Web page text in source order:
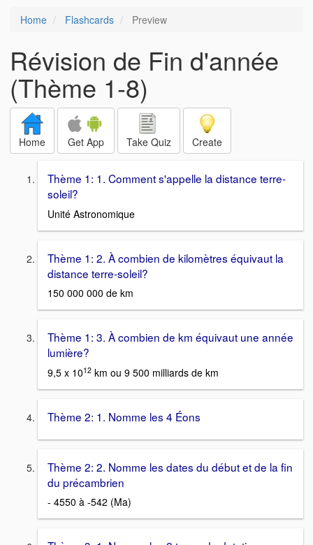
Home Flashcards Preview
Révision de Fin d'année
(Thème 1-8)
Home Get App Take Quiz Create
Thème 1: 1. Comment s'appelle la distance terre-
soleil?
Unité Astronomique
Thème 1: 2. À combien de kilomètres équivaut la
distance terre-soleil?
150 000 000 de km
Thème 1: 3. À combien de km équivaut une année
lumière?
9,5 x 1012 km ou 9 500 milliards de km
Thème 2: 1. Nomme les 4 Éons
Thème 2: 2. Nomme les dates du début et de la fin
du précambrien
- 4550 à -542 (Ma)